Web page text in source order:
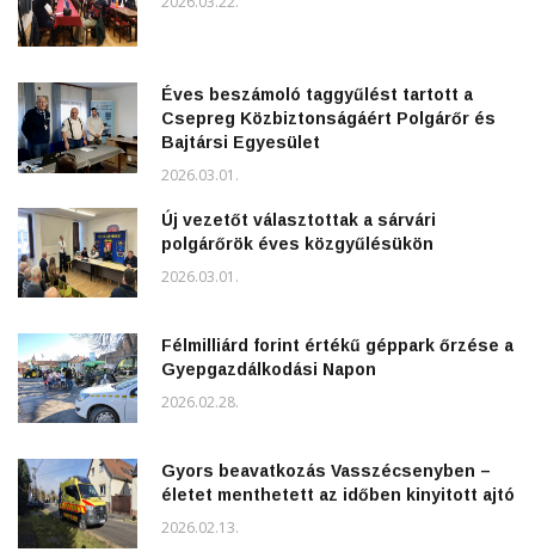
Éves beszámoló taggyűlést tartott a
Csepreg Közbiztonságáért Polgárőr és
Bajtársi Egyesület
2026.03.01.
Új vezetőt választottak a sárvári
polgárőrök éves közgyűlésükön
2026.03.01.
Félmilliárd forint értékű géppark őrzése a
Gyepgazdálkodási Napon
2026.02.28.
Gyors beavatkozás Vasszécsenyben –
életet menthetett az időben kinyitott ajtó
2026.02.13.